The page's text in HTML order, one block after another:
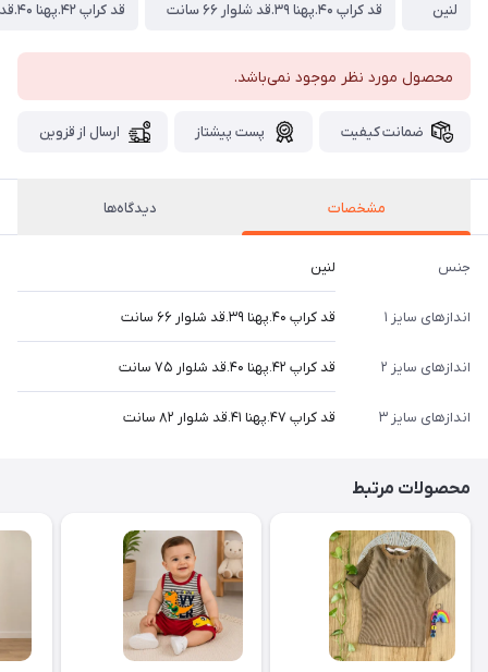
لنین
قد کراپ ۴۰.پهنا ۳۹.قد شلوار ۶۶ سانت
قد کراپ ۴۲.پهنا ۴۰.قد شلوار ۷۵ سانت
محصول مورد نظر موجود نمی‌باشد.
ضمانت کیفیت پست پیشتاز ارسال از قزوین
مشخصات دیدگاه‌ها
جنس لنین
اندازهای سایز ۱ قد کراپ ۴۰.پهنا ۳۹.قد شلوار ۶۶ سانت
اندازهای سایز ۲ قد کراپ ۴۲.پهنا ۴۰.قد شلوار ۷۵ سانت
اندازهای سایز ۳ قد کراپ ۴۷.پهنا ۴۱.قد شلوار ۸۲ سانت
محصولات مرتبط